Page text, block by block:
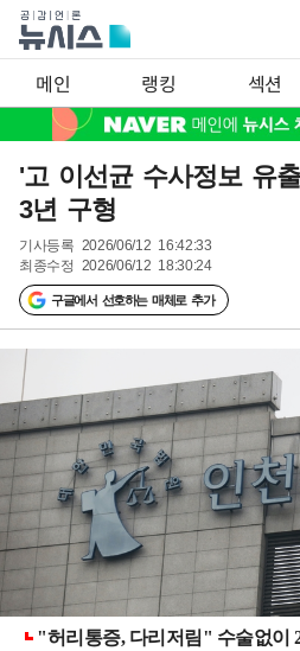
메인 랭킹 섹션
'고 이선균 수사정보 유
3년 구형
기사등록 2026/06/12 16:42:33
최종수정 2026/06/12 18:30:24
구글에서 선호하는 매체로 추가